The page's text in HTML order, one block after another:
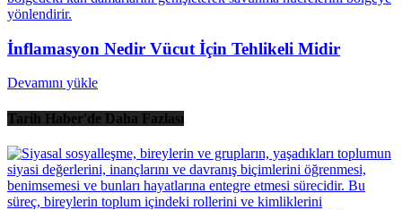
İnflamasyon Nedir Vücut İçin Tehlikeli Midir
Devamını yükle
Tarih Haber'de Daha Fazlası